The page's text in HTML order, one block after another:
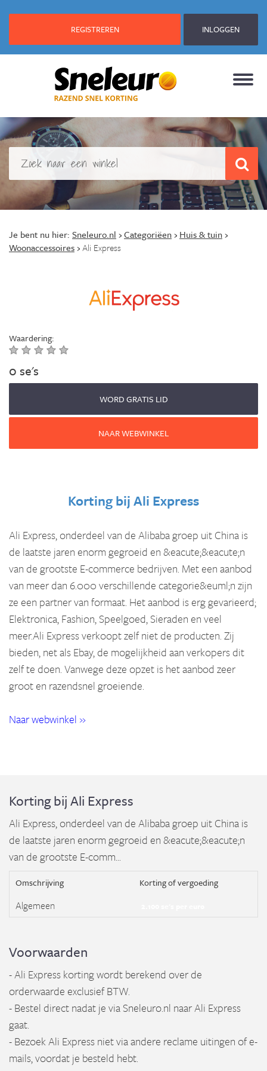
REGISTREREN INLOGGEN
Je bent nu hier: Sneleuro.nl ›Categoriëen› Huis & tuin›
Woonaccessoires›Ali Express
Waardering:
0 se's
WORD GRATIS LID
NAAR WEBWINKEL
Korting bijAli Express
Ali Express, onderdeel van de Alibaba groep uit China is
de laatste jaren enorm gegroeid en &eacute;&eacute;n
van de grootste E-commerce bedrijven. Met een aanbod
van meer dan 6.000 verschillende categorie&euml;n zijn
ze een partner van formaat. Het aanbod is erg gevarieerd;
Elektronica, Fashion, Speelgoed, Sieraden en veel
meer.Ali Express verkoopt zelf niet de producten. Zij
bieden, net als Ebay, de mogelijkheid aan verkopers dit
zelf te doen. Vanwege deze opzet is het aanbod zeer
groot en razendsnel groeiende.
Naar webwinkel »
Korting bij Ali Express
Ali Express, onderdeel van de Alibaba groep uit China is
de laatste jaren enorm gegroeid en &eacute;&eacute;n
van de grootste E-comm...
Omschrijving Korting of vergoeding
Algemeen
Voorwaarden
- Ali Express korting wordt berekend over de
orderwaarde exclusief BTW.
- Bestel direct nadat je via Sneleuro.nl naar Ali Express
gaat.
- Bezoek Ali Express niet via andere reclame uitingen of e-
mails, voordat je besteld hebt.